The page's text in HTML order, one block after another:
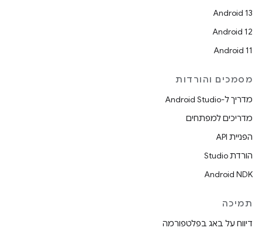
Android 13
Android 12
Android 11
מסמכים והורדות
מדריך ל-Android Studio
מדריכים למפתחים
הפניית API
הורדת Studio
Android NDK
תמיכה
דיווח על באג בפלטפורמה